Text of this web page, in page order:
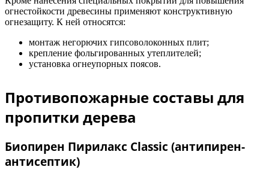
огнестойкости древесины применяют конструктивную
огнезащиту. К ней относятся:
монтаж негорючих гипсоволоконных плит;
крепление фольгированных утеплителей;
установка огнеупорных поясов.
Противопожарные составы для
пропитки дерева
Биопирен Пирилакс Classic (антипирен-
антисептик)